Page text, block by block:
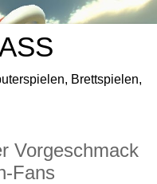
Brettspielen,
Vorgeschmack
Fans